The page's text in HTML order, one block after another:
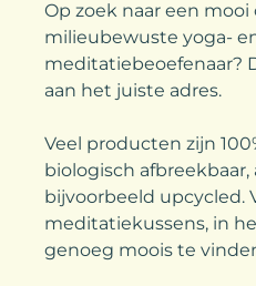
Op zoek naar een mooi
milieubewuste yoga-
meditatiebeoefenaar?
aan het juiste adres.
Veel producten zijn
biologisch afbreekbaar,
bijvoorbeeld upcycled.
meditatiekussens, in
genoeg moois te